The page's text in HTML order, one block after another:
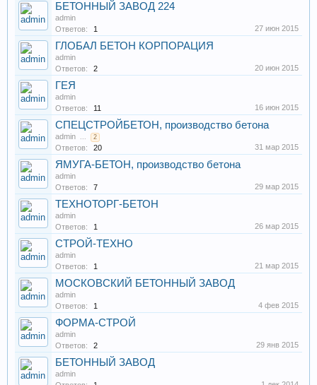
БЕТОННЫЙ ЗАВОД 224
admin
Ответов:
1 27 июн 2015
ГЛОБАЛ БЕТОН КОРПОРАЦИЯ
admin
Ответов:
2 20 июн 2015
ГЕЯ
admin
Ответов:
11 16 июн 2015
СПЕЦСТРОЙБЕТОН, производство бетона
admin ... 2
Ответов: 20 31 мар 2015
ЯМУГА-БЕТОН, производство бетона
admin
Ответов:
7 29 мар 2015
ТЕХНОТОРГ-БЕТОН
admin
Ответов:
1 26 мар 2015
СТРОЙ-ТЕХНО
admin
Ответов:
1 21 мар 2015
МОСКОВСКИЙ БЕТОННЫЙ ЗАВОД
admin
Ответов:
1 4 фев 2015
ФОРМА-СТРОЙ
admin
Ответов:
2 29 янв 2015
БЕТОННЫЙ ЗАВОД
admin